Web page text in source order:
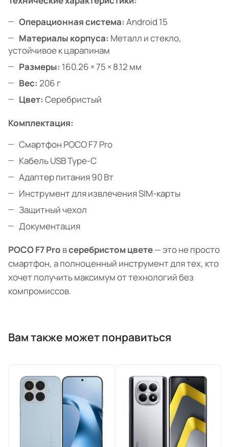
Операционная система: Android 15
Материалы корпуса: Металл и стекло,
устойчивое к царапинам
Размеры: 160.26 × 75 × 8.12 мм
Вес: 206 г
Цвет: Серебристый
Комплектация:
Смартфон POCO F7 Pro
Кабель USB Type-C
Адаптер питания 90 Вт
Инструмент для извлечения SIM-карты
Защитный чехол
Документация
POCO F7 Pro всеребристом цвете— это не просто
смартфон, а полноценный инструмент для тех, кто
хочет получить максимум от технологий без
компромиссов.
Вам также может понравиться